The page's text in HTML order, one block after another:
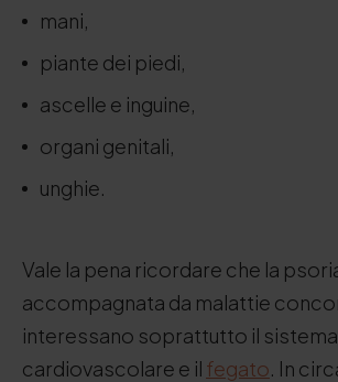
mani,
piante dei piedi,
ascelle e inguine,
organi genitali,
unghie.
Vale la pena ricordare che la
accompagnata da malattie
interessano soprattutto il sistema
cardiovascolare e il fegato. In